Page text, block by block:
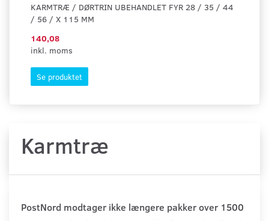
KARMTRÆ / DØRTRIN UBEHANDLET FYR 28 / 35 / 44
/ 56 / X 115 MM
140,08
inkl. moms
Se produktet
Karmtræ
PostNord modtager ikke længere pakker over 1500